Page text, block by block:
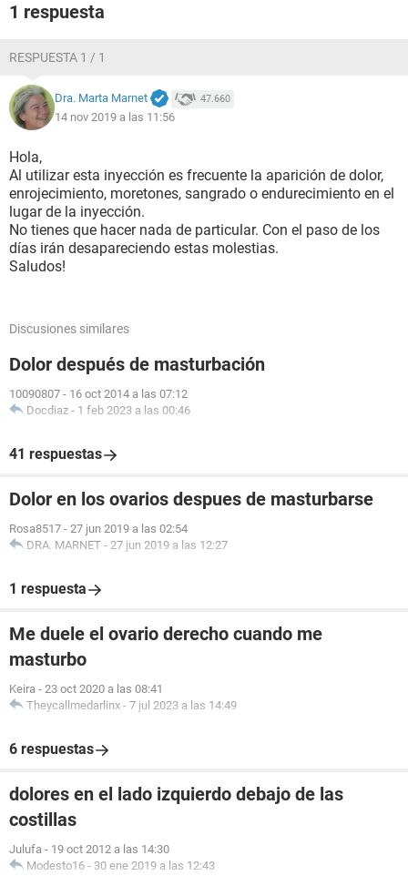
1 respuesta
RESPUESTA 1 / 1
Dra. Marta Marnet 47.660
14 nov 2019 a las 11:56
Hola,
Al utilizar esta inyección es frecuente la aparición de dolor,
enrojecimiento, moretones, sangrado o endurecimiento en el
lugar de la inyección.
No tienes que hacer nada de particular. Con el paso de los
días irán desapareciendo estas molestias.
Saludos!
Discusiones similares
Dolor después de masturbación
10090807 - 16 oct 2014 a las 07:12
Docdiaz - 1 feb 2023 a las 00:46
41 respuestas
Dolor en los ovarios despues de masturbarse
Rosa8517 - 27 jun 2019 a las 02:54
DRA. MARNET - 27 jun 2019 a las 12:27
1 respuesta
Me duele el ovario derecho cuando me
masturbo
Keira - 23 oct 2020 a las 08:41
Theycallmedarlinx - 7 jul 2023 a las 14:49
6 respuestas
dolores en el lado izquierdo debajo de las
costillas
Julufa - 19 oct 2012 a las 14:30
Modesto16 - 30 ene 2019 a las 12:43